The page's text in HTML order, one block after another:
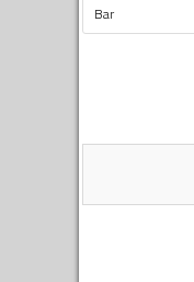
Bar